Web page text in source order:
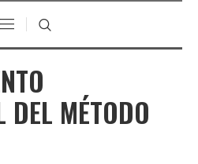
MÉTODO